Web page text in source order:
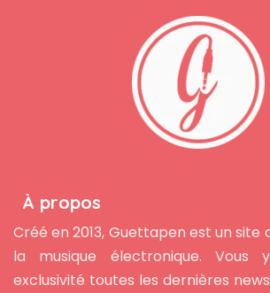
À propos
Créé en 2013, Guettapen est un
la musique électronique. Vous
exclusivité toutes les dernières